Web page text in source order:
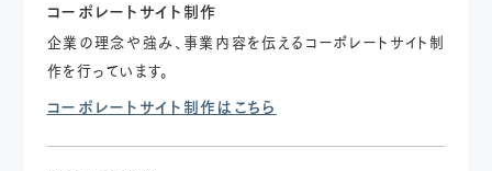
コーポレートサイト制作
企業の理念や強み、事業内容を伝えるコーポレートサイト制
作を行っています。
コーポレートサイト制作はこちら